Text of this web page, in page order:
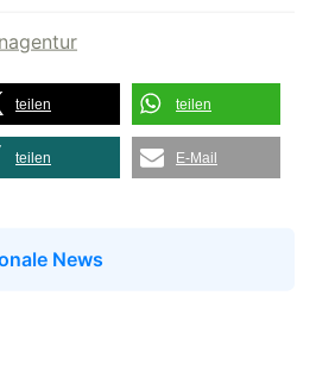
teilen teilen
teilen E-Mail
News